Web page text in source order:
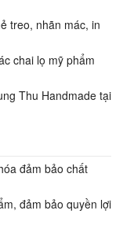
treo, nhãn mác, in
chai lọ mỹ phẩm
Thu Handmade tại
đảm bảo chất
đảm bảo quyền lợi